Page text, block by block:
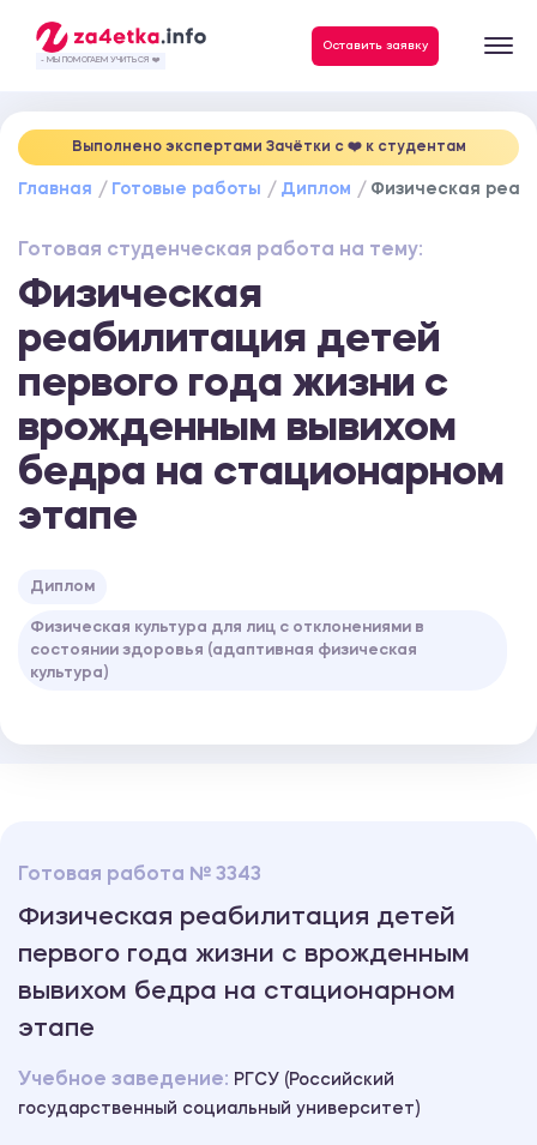
- МЫ ПОМОГАЕМ УЧИТЬСЯ ❤️
Оставить заявку
Выполнено экспертами Зачётки c ❤️ к студентам
Главная Готовые работы Диплом Физическая
Готовая студенческая работа на тему:
Физическая
реабилитация детей
первого года жизни с
врожденным вывихом
бедра на стационарном
этапе
Диплом
Физическая культура для лиц с отклонениями в
состоянии здоровья (адаптивная физическая
культура)
Готовая работа № 3343
Физическая реабилитация детей
первого года жизни с врожденным
вывихом бедра на стационарном
этапе
Учебное заведение: РГСУ (Российский
государственный социальный университет)